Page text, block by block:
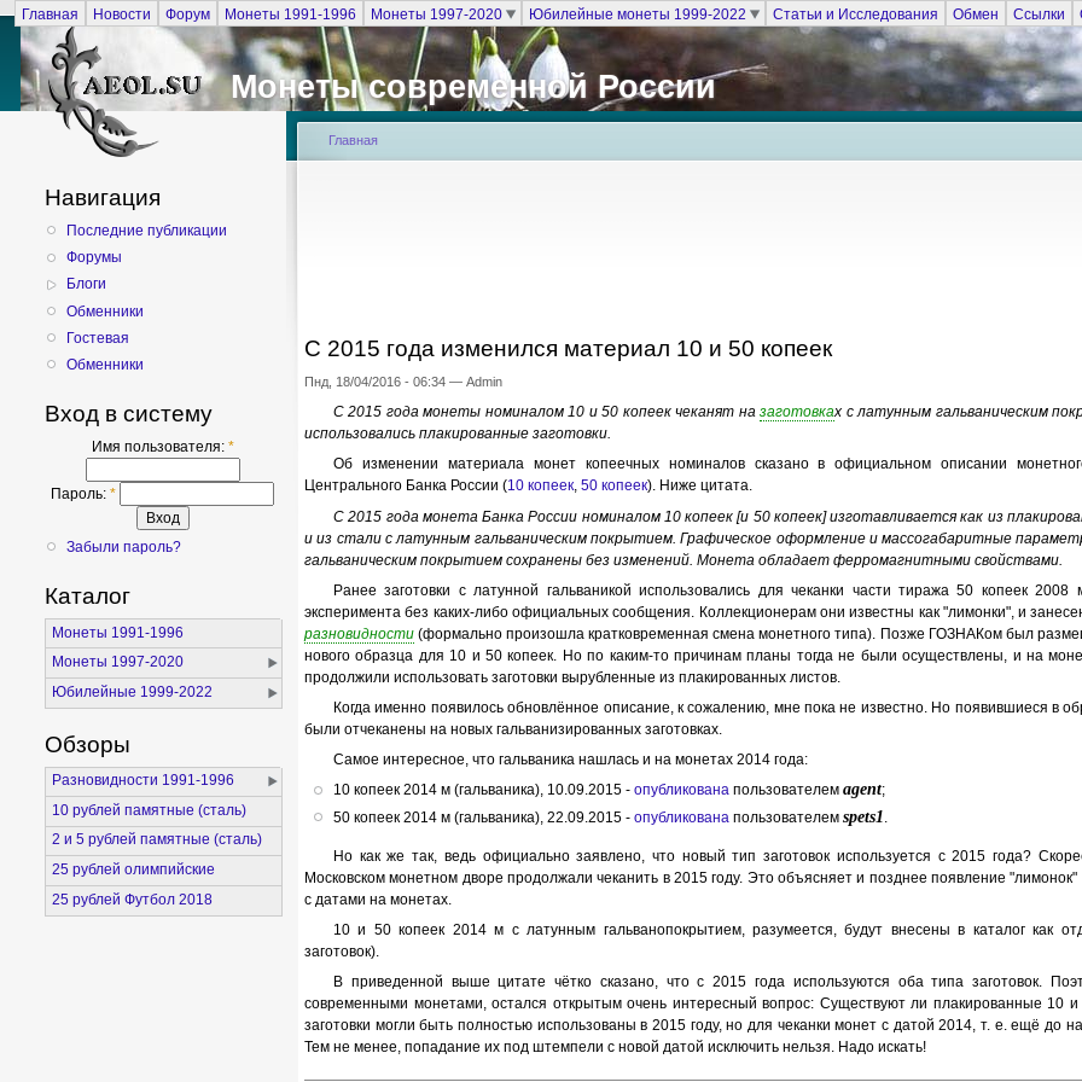
Главная Новости Форум Монеты 1991-1996 Монеты 1997-2020 Юбилейные монеты 1999-2022 Статьи и Исследования Обмен Ссылки
Монеты современной России
Навигация
Последние публикации
Форумы
Блоги
Обменники
Гостевая
Обменники
Вход в систему
Имя пользователя: *
Пароль: *
Забыли пароль?
Каталог
Монеты 1991-1996
Монеты 1997-2020
Юбилейные 1999-2022
Обзоры
Разновидности 1991-1996
10 рублей памятные (сталь)
2 и 5 рублей памятные (сталь)
25 рублей олимпийские
25 рублей Футбол 2018
Главная
С 2015 года изменился материал 10 и 50 копеек
Пнд, 18/04/2016 - 06:34 — Admin
С 2015 года монеты номиналом 10 и 50 копеек чеканят назаготовках с латунным гальваническим
использовались плакированные заготовки.
Об изменении материала монет копеечных номиналов сказано в официальном описании
Центрального Банка России (10 копеек, 50 копеек). Ниже цитата.
С 2015 года монета Банка России номиналом 10 копеек [и 50 копеек] изготавливается как из
и из стали с латунным гальваническим покрытием. Графическое оформление и массогабаритные
гальваническим покрытием сохранены без изменений. Монета обладает ферромагнитными свойствами.
Ранее заготовки с латунной гальваникой использовались для чеканки части тиража 50 копеек 2008
эксперимента без каких-либо официальных сообщения. Коллекционерам они известны как "лимонки", и
разновидности (формально произошла кратковременная смена монетного типа). Позже ГОЗНАКом был
нового образца для 10 и 50 копеек. Но по каким-то причинам планы тогда не были осуществлены, и на
продолжили использовать заготовки вырубленные из плакированных листов.
Когда именно появилось обновлённое описание, к сожалению, мне пока не известно. Но появившиеся в
были отчеканены на новых гальванизированных заготовках.
Самое интересное, что гальваника нашлась и на монетах 2014 года:
10 копеек 2014 м (гальваника), 10.09.2015 - опубликована пользователем agent;
50 копеек 2014 м (гальваника), 22.09.2015 - опубликована пользователем spets1
Но как же так, ведь официально заявлено, что новый тип заготовок используется с 2015 года?
Московском монетном дворе продолжали чеканить в 2015 году. Это объясняет и позднее появление
с датами на монетах.
10 и 50 копеек 2014 м с латунным гальванопокрытием, разумеется, будут внесены в каталог как
заготовок).
В приведенной выше цитате чётко сказано, что с 2015 года используются оба типа заготовок.
современными монетами, остался открытым очень интересный вопрос: Существуют ли плакированные 10
заготовки могли быть полностью использованы в 2015 году, но для чеканки монет с датой 2014, т. е. ещё до
Тем не менее, попадание их под штемпели с новой датой исключить нельзя. Надо искать!